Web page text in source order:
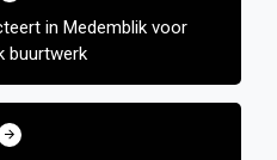
in Medemblik voor
buurtwerk